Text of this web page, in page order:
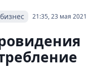
21:35, 23 мая 2021